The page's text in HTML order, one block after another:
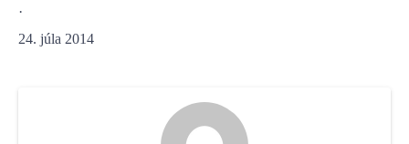
·
24. júla 2014